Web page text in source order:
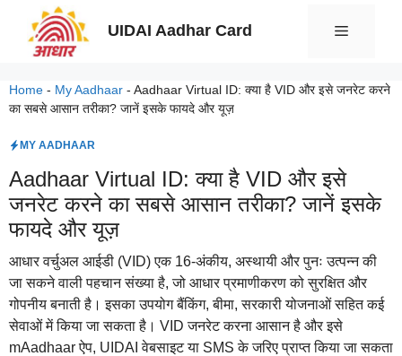
UIDAI Aadhar Card Menu
Home - My Aadhaar - Aadhaar Virtual ID: क्या है VID और इसे जनरेट करने
का सबसे आसान तरीका? जानें इसके फायदे और यूज़
MY AADHAAR
Aadhaar Virtual ID: क्या है VID और इसे
जनरेट करने का सबसे आसान तरीका? जानें इसके
फायदे और यूज़
आधार वर्चुअल आईडी (VID) एक 16-अंकीय, अस्थायी और पुनः उत्पन्न की
जा सकने वाली पहचान संख्या है, जो आधार प्रमाणीकरण को सुरक्षित और
गोपनीय बनाती है। इसका उपयोग बैंकिंग, बीमा, सरकारी योजनाओं सहित कई
सेवाओं में किया जा सकता है। VID जनरेट करना आसान है और इसे
mAadhaar ऐप, UIDAI वेबसाइट या SMS के जरिए प्राप्त किया जा सकता